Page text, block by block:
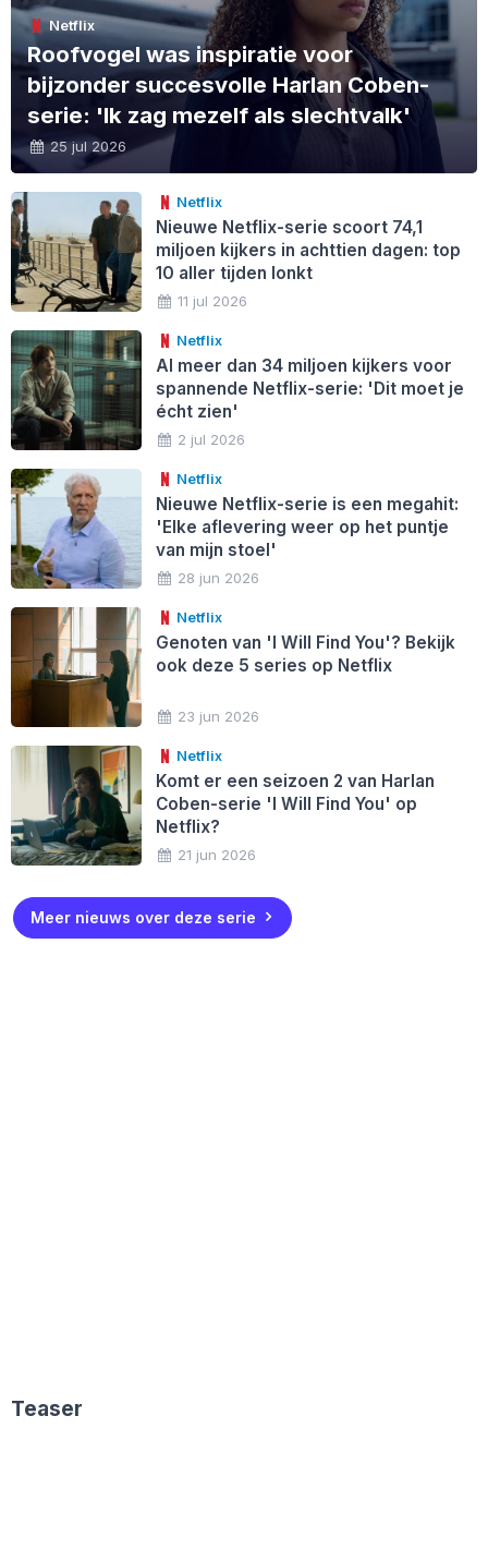
Netflix
Roofvogel was inspiratie voor
bijzonder succesvolle Harlan Coben-
serie: 'Ik zag mezelf als slechtvalk'
25 jul 2026
Netflix
Nieuwe Netflix-serie scoort 74,1
miljoen kijkers in achttien dagen: top
10 aller tijden lonkt
11 jul 2026
Netflix
Al meer dan 34 miljoen kijkers voor
spannende Netflix-serie: 'Dit moet je
écht zien'
2 jul 2026
Netflix
Nieuwe Netflix-serie is een megahit:
'Elke aflevering weer op het puntje
van mijn stoel'
28 jun 2026
Netflix
Genoten van 'I Will Find You'? Bekijk
ook deze 5 series op Netflix
23 jun 2026
Netflix
Komt er een seizoen 2 van Harlan
Coben-serie 'I Will Find You' op
Netflix?
21 jun 2026
Meer nieuws over deze serie
Teaser